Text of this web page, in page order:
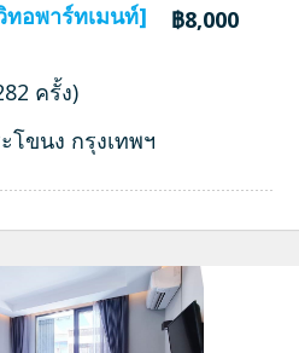
ทอพาร์ทเมนท์] ฿8,000
ครั้ง)
โขนง กรุงเทพฯ